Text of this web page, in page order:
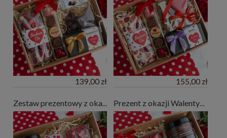
139,00 zł 155,00 zł
Zestaw prezentowy z okazji Walentynek Prezent z okazji Walentynek - zestaw słodyczy